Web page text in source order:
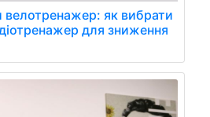
велотренажер: як вибрати
для зниження